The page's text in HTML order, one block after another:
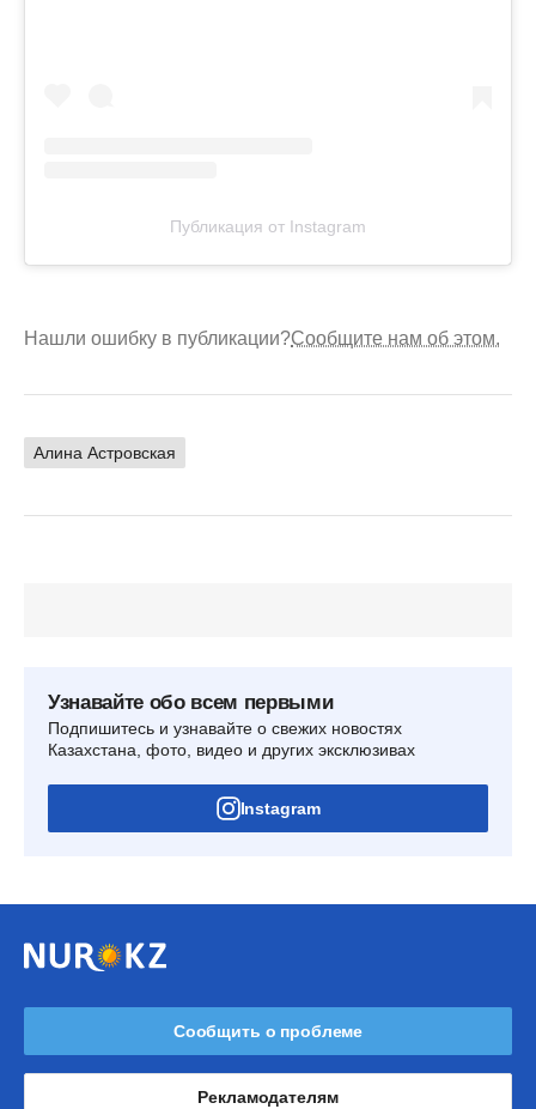
Публикация от Instagram
Нашли ошибку в публикации?Сообщите нам об этом.
Алина Астровская
Узнавайте обо всем первыми
Подпишитесь и узнавайте о свежих новостях
Казахстана, фото, видео и других эксклюзивах
Instagram
Сообщить о проблеме
Рекламодателям